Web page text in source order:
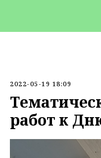
работ к
2022-05-19 18:09